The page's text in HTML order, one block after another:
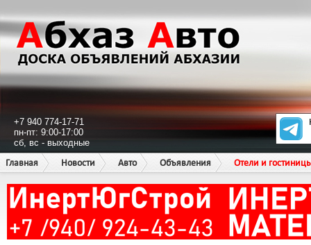
+7 940 774-17-71
пн-пт: 9:00-17:00
сб, вс - выходные
Главная
Новости Авто Объявления Отели и